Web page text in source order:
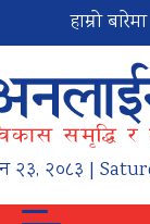
हाम्रो बारेमा
२३, २०८३ |